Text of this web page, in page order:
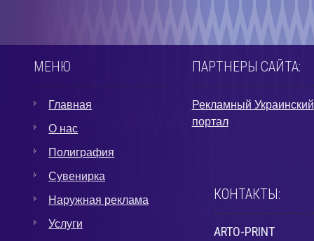
МЕНЮ
Главная
О нас
Полиграфия
Сувенирка
Наружная реклама
Услуги
ПАРТНЕРЫ САЙТА:
Рекламный Украинский
портал
КОНТАКТЫ:
ARTO-PRINT